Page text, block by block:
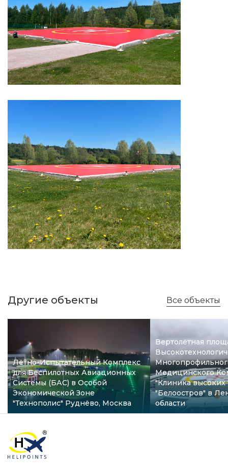
Другие объекты Все объекты
Лётно-Испытательный Комплекс
для Беспилотных Авиационных
Системы (БАС) в Особой
Экономической Зоне
"Технополис" Руднёво, Москва
Вертолётная
Медицинского
"Клиника высоких
"Белоостров" в
области